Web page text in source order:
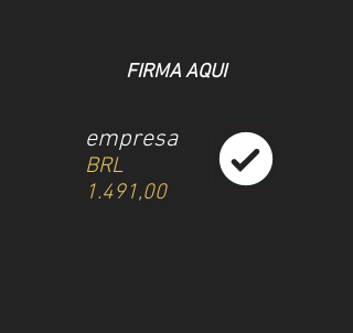
FIRMA AQUI
empresa
BRL
1.491,00